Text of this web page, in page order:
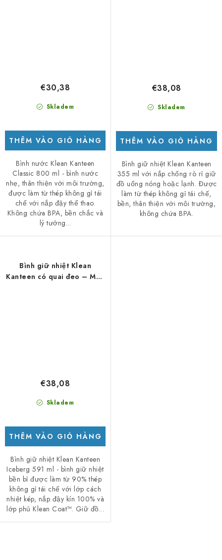
Skladem
€30,38
THÊM VÀO GIỎ HÀNG
Bình nước Klean Kanteen
Classic 800 ml - bình nước
nhẹ, thân thiện với môi trường,
được làm từ thép không gỉ tái
chế với nắp đậy thể thao.
Không chứa BPA, bền chắc và
lý tưởng...
Skladem
€38,08
THÊM VÀO GIỎ HÀNG
Bình giữ nhiệt Klean Kanteen
355 ml với nắp chống rò rỉ giữ
đồ uống nóng hoặc lạnh. Được
làm từ thép không gỉ tái chế,
bền, thân thiện với môi trường,
không chứa BPA.
Bình giữ nhiệt Klean
Kanteen có quai đeo – Màu
Skladem
€38,08
THÊM VÀO GIỎ HÀNG
Bình giữ nhiệt Klean Kanteen
Iceberg 591 ml - bình giữ nhiệt
bền bỉ được làm từ 90% thép
không gỉ tái chế với lớp cách
nhiệt kép, nắp đậy kín 100% và
lớp phủ Klean Coat™. Giữ đồ...